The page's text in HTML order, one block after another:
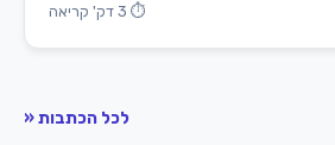
⏱ 3 דק' קריאה
לכל הכתבות «